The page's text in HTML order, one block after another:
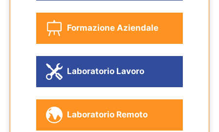
Formazione Aziendale
Laboratorio Lavoro
Laboratorio Remoto